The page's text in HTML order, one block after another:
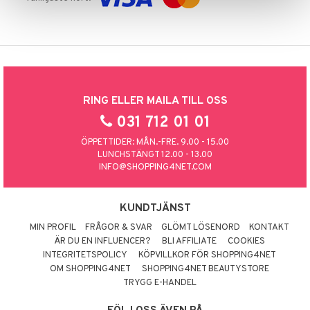
RING ELLER MAILA TILL OSS
031 712 01 01
ÖPPETTIDER: MÅN.-FRE. 9.00 - 15.00
LUNCHSTÄNGT 12.00 - 13.00
INFO@SHOPPING4NET.COM
KUNDTJÄNST
MIN PROFIL FRÅGOR & SVAR GLÖMT LÖSENORD
KONTAKT
ÄR DU EN INFLUENCER?
BLI AFFILIATE
COOKIES
INTEGRITETSPOLICY
KÖPVILLKOR FÖR SHOPPING4NET
OM SHOPPING4NET
SHOPPING4NET BEAUTYSTORE
TRYGG E-HANDEL